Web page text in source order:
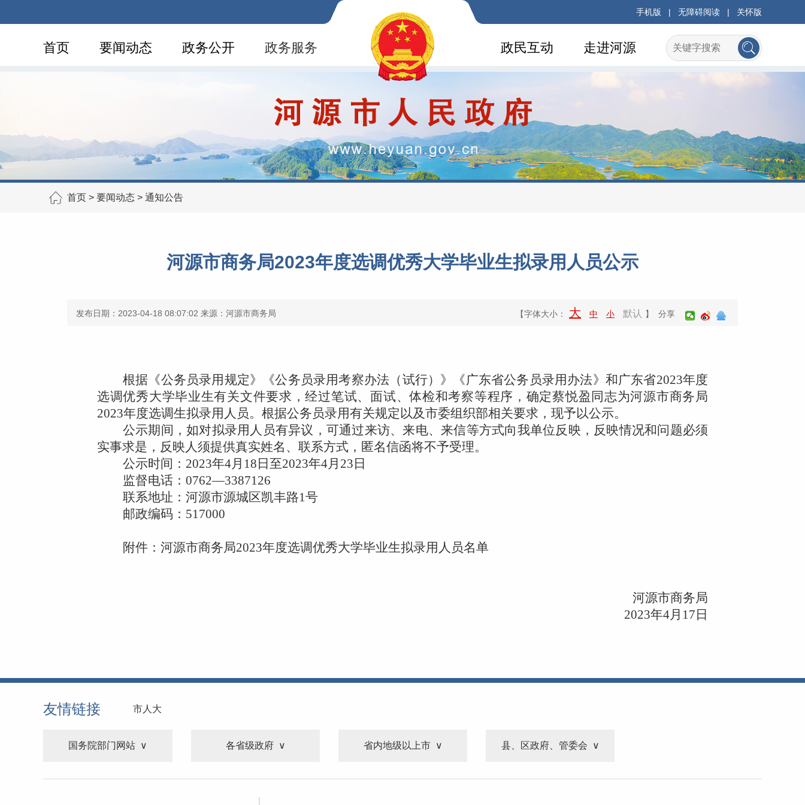
手机版 | 无障碍阅读 | 关怀版
首页 要闻动态 政务公开 政务服务 走进河源
政民互动
首页 > 要闻动态 > 通知公告
河源市商务局2023年度选调优秀大学毕业生拟录用人员公示
发布日期：2023-04-18 08:07:02 来源：河源市商务局 【字体大小： 大 中 小 默认 】 分享
根据《公务员录用规定》《公务员录用考察办法（试行）》《广东省公务员录用办法》和广东省2023年度
选调优秀大学毕业生有关文件要求，经过笔试、面试、体检和考察等程序， 确定蔡悦盈同志为河源市商务局
2023年度选调生拟录用人员。根据公务员录用有关规定以及市委组织部相关要求，现予以公示。
公示期间，如对拟录用人员有异议，可通过来访、来电、来信等方式向我单位反映，反映情况和问题必须
实事求是，反映人须提供真实姓名、联系方式，匿名信函将不予受理。
公示时间：2023年4月18 日至2023年4月 23日
监督电话：0762—3387126
联系地址：河源市源城区凯丰路1号
邮政编码 ：517000
附件： 河源市商务局2023年度选调优秀大学毕业生拟录用人员名单
河源市商务局
2023年4月17日
友情链接 市人大
国务院部门网站 各省级政府 省内地级以上市 县、区政府、管委会